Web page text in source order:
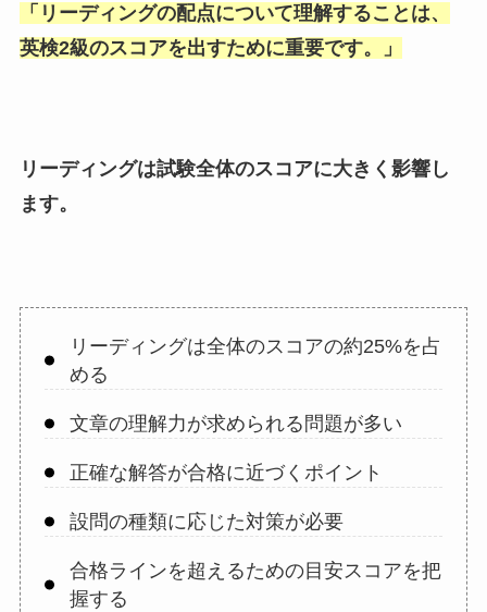
「 リーディングの配点について理解することは、
英検2級のスコアを出すために重要です。
」
リーディングは試験全体のスコアに大きく影響し
ます。
リーディングは全体のスコアの約25%を占
める
文章の理解力が求められる問題が多い
正確な解答が合格に近づくポイント
設問の種類に応じた対策が必要
合格ラインを超えるための目安スコアを把
握する